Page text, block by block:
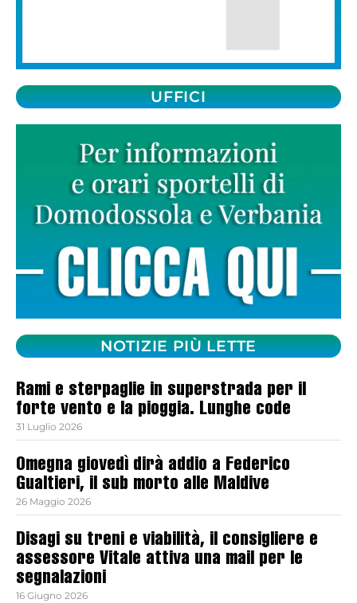
UFFICI
NOTIZIE PIÙ LETTE
Rami e sterpaglie in superstrada per il
forte vento e la pioggia. Lunghe code
31 Luglio 2026
Omegna giovedì dirà addio a Federico
Gualtieri, il sub morto alle Maldive
26 Maggio 2026
Disagi su treni e viabilità, il consigliere e
assessore Vitale attiva una mail per le
segnalazioni
16 Giugno 2026